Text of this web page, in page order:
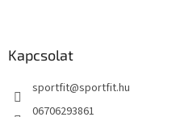
Kapcsolat
sportfit@sportfit.hu
06706293861